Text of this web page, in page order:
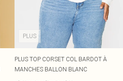
PLUS
PLUS TOP CORSET COL BARDOT À
MANCHES BALLON BLANC